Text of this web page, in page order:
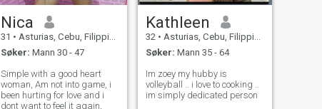
Nica
31 • Asturias, Cebu, Filippinene
Søker: Mann 30 - 47
Simple with a good heart
woman, Am not into game, i
been hurting for love and i
dont want to feel it again,
Kathleen
32 • Asturias, Cebu, Filippinene
Søker: Mann 35 - 64
Im zoey my hubby is
volleyball .. i love to cooking ..
im simply dedicated person